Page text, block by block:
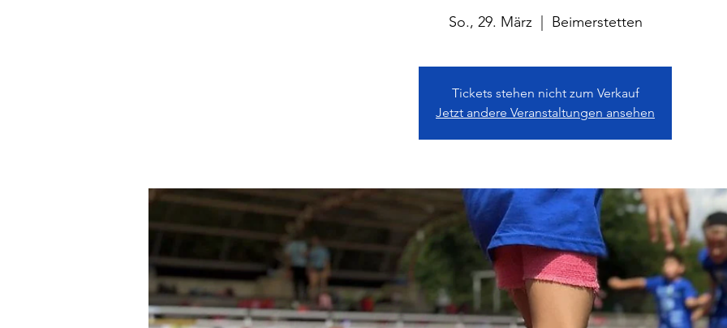
So., 29. März
  |
Beimerstetten
Tickets stehen nicht zum Verkauf
Jetzt andere Veranstaltungen ansehen